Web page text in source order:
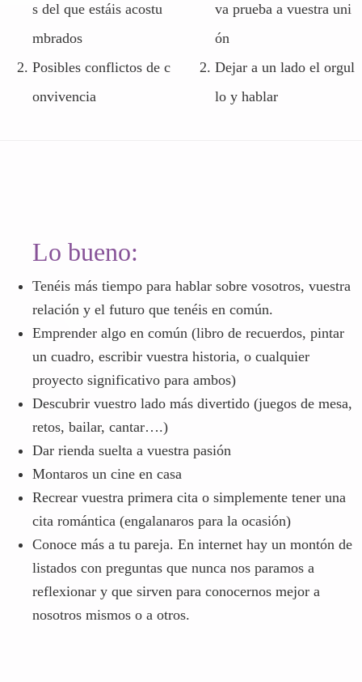
s del que estáis acostu
mbrados
Posibles conflictos de c
onvivencia
va prueba a vuestra uni
ón
Dejar a un lado el orgul
lo y hablar
Lo bueno:
Tenéis más tiempo para hablar sobre vosotros, vuestra
relación y el futuro que tenéis en común.
Emprender algo en común (libro de recuerdos, pintar
un cuadro, escribir vuestra historia, o cualquier
proyecto significativo para ambos)
Descubrir vuestro lado más divertido (juegos de mesa,
retos, bailar, cantar….)
Dar rienda suelta a vuestra pasión
Montaros un cine en casa
Recrear vuestra primera cita o simplemente tener una
cita romántica (engalanaros para la ocasión)
Conoce más a tu pareja. En internet hay un montón de
listados con preguntas que nunca nos paramos a
reflexionar y que sirven para conocernos mejor a
nosotros mismos o a otros.